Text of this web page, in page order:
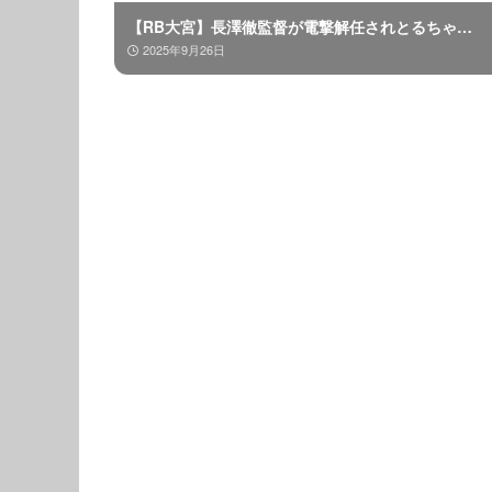
【RB大宮】長澤徹監督が電撃解任されとるちゃ…
2025年9月26日